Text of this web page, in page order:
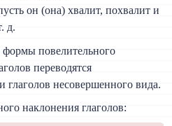
он (она) хвалит, похвалит и
д.
повелительного
переводятся
несовершенного вида.
наклонения глаголов: